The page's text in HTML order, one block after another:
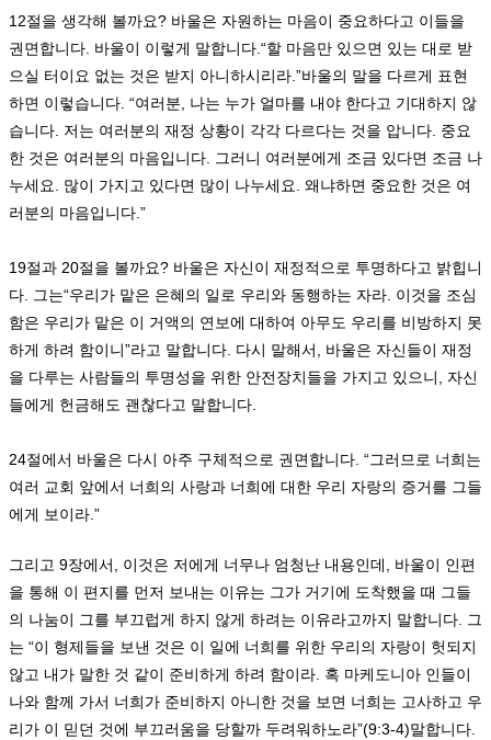
12절을 생각해 볼까요? 바울은 자원하는 마음이 중요하다고 이들을
권면합니다 바울이 이렇게 말합니다 .“할 마음만 있으면 있는 대로 받
으실 터이요 없는 것은 받지 아니하시리라 .”바울의 말을 다르게 표현
하면 이렇습니다 . “여러분
나는 누가 얼마를 내야 한다고 기대하지 않
습니다 저는 여러분의 재정 상황이 각각 다르다는 것을 압니다 중요
한 것은 여러분의 마음입니다
그러니 여러분에게 조금 있다면 조금 나
누세요
많이 가지고 있다면 많이 나누세요
왜냐하면 중요한 것은 여
러분의 마음입니다 .”
19절과 20절을 볼까요? 바울은 자신이 재정적으로 투명하다고 밝힙니
다
그는“우리가 맡은 은혜의 일로 우리와 동행하는 자라 이것을 조심
함은 우리가 맡은 이 거액의 연보에 대하여 아무도 우리를 비방하지 못
하게 하려 함이니”라고 말합니다 다시 말해서
바울은 자신들이 재정
을 다루는 사람들의 투명성을 위한 안전장치들을 가지고 있으니
자신
들에게 헌금해도 괜찮다고 말합니다
24절에서 바울은 다시 아주 구체적으로 권면합니다 . “그러므로 너희는
여러 교회 앞에서 너희의 사랑과 너희에 대한 우리 자랑의 증거를 그들
에게 보이라 .”
그리고 9장에서 이것은 저에게 너무나 엄청난 내용인데
바울이 인편
을 통해 이 편지를 먼저 보내는 이유는 그가 거기에 도착했을 때 그들
의 나눔이 그를 부끄럽게 하지 않게 하려는 이유라고까지 말합니다
그
는 “이 형제들을 보낸 것은 이 일에 너희를 위한 우리의 자랑이 헛되지
않고 내가 말한 것 같이 준비하게 하려 함이라 혹 마케도니아 인들이
나와 함께 가서 너희가 준비하지 아니한 것을 보면 너희는 고사하고 우
리가 이 믿던 것에 부끄러움을 당할까 두려워하노라”(9:3-4)말합니다